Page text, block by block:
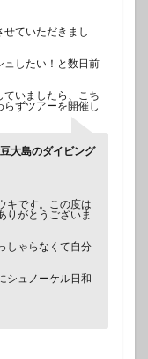
ていただきまし
ュしたい！と数日前
いましたら、こち
ずツアーを開催し
大島のダイビング
キです。この度は
りがとうございま
しゃらなくて自分
シュノーケル日和